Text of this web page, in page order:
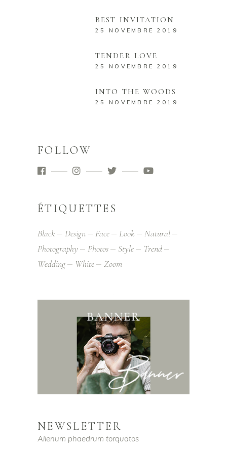
BEST INVITATION
25 NOVEMBRE 2019
TENDER LOVE
25 NOVEMBRE 2019
INTO THE WOODS
25 NOVEMBRE 2019
FOLLOW
ÉTIQUETTES
Black Design Face Look
Natural
Photography
Photos Style
Trend
Wedding
White Zoom
NEWSLETTER
Alienum phaedrum torquatos